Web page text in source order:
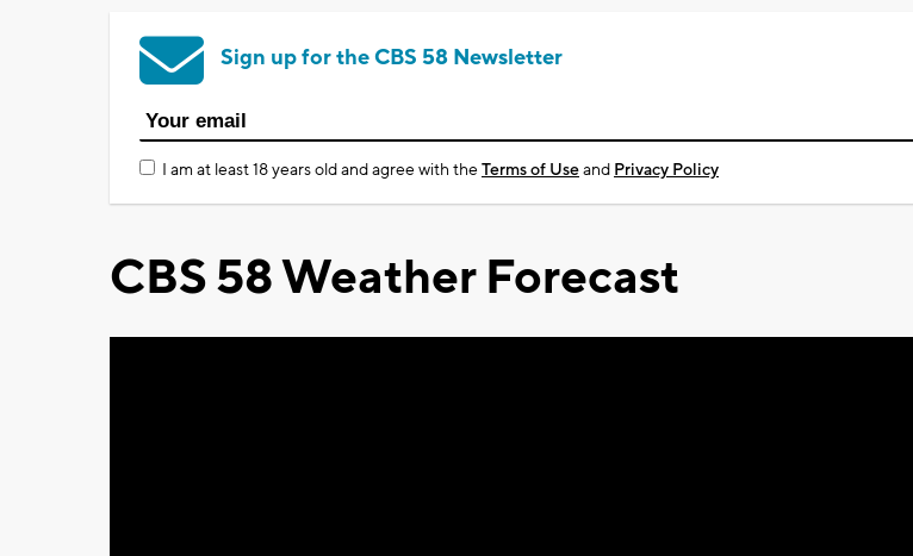
Sign up for the CBS 58 Newsletter
I am at least 18 years old and agree with theTerms of Useand Privacy Policy
CBS 58 Weather Forecast